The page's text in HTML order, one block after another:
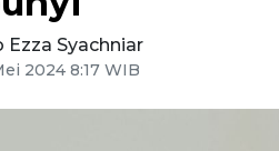
Ezza Syachniar
2024 8:17 WIB